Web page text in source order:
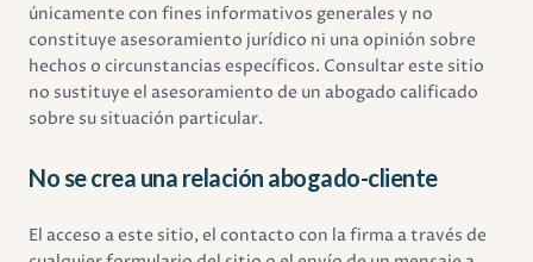
únicamente con fines informativos generales y no
constituye asesoramiento jurídico ni una opinión sobre
hechos o circunstancias específicos. Consultar este sitio
no sustituye el asesoramiento de un abogado calificado
sobre su situación particular.
No se crea una relación abogado-cliente
El acceso a este sitio, el contacto con la firma a través de